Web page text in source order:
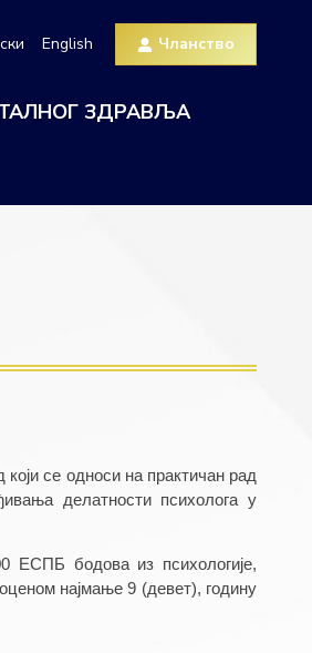
English Чланство
ЗДРАВЉА
се односи на практичан рад
делатности психолога у
ЕСПБ бодова из психологије,
најмање 9 (девет), годину